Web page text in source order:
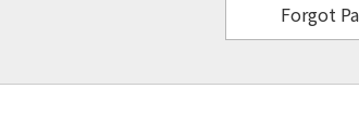
Forgot